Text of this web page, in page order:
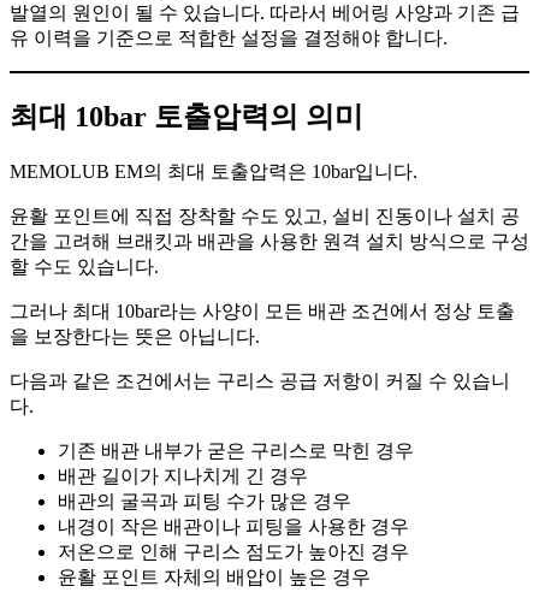
발열의 원인이 될 수 있습니다. 따라서 베어링 사양과 기존 급
유 이력을 기준으로 적합한 설정을 결정해야 합니다.
최대 10bar 토출압력의 의미
MEMOLUB EM의 최대 토출압력은 10bar입니다.
윤활 포인트에 직접 장착할 수도 있고, 설비 진동이나 설치 공
간을 고려해 브래킷과 배관을 사용한 원격 설치 방식으로 구성
할 수도 있습니다.
그러나 최대 10bar라는 사양이 모든 배관 조건에서 정상 토출
을 보장한다는 뜻은 아닙니다.
다음과 같은 조건에서는 구리스 공급 저항이 커질 수 있습니
다.
기존 배관 내부가 굳은 구리스로 막힌 경우
배관 길이가 지나치게 긴 경우
배관의 굴곡과 피팅 수가 많은 경우
내경이 작은 배관이나 피팅을 사용한 경우
저온으로 인해 구리스 점도가 높아진 경우
윤활 포인트 자체의 배압이 높은 경우